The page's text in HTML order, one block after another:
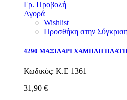
Γρ. Προβολή
Αγορά
Wishlist
Προσθήκη στην
4290 ΜΑΞΙΛΑΡΙ ΧΑΜΗΛΗ ΠΛΑΤΗ
Κωδικός: Κ.Ε 1361
31,90 €